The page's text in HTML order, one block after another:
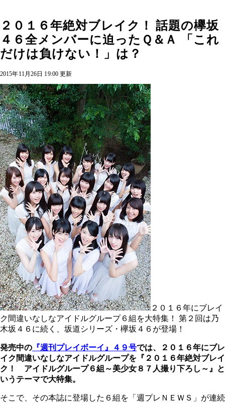
２０１６年絶対ブレイク！ 話題の欅坂
４６全メンバーに迫ったＱ＆Ａ 「これ
だけは負けない！」は？
2015年11月26日 19:00 更新
２０１６年にブレイ
ク間違いなしなアイドルグループ６組を大特集！ 第２回は乃
木坂４６に続く、坂道シリーズ・欅坂４６が登場！
発売中の 『週刊プレイボーイ』４９号では、２０１６年にブレ
イク間違いなしなアイドルグループを『２０１６年絶対ブレイ
ク！ アイドルグループ６組～美少女８７人撮り下ろし～』と
いうテーマで大特集。
そこで、その本誌に登場した６組を「週プレＮＥＷＳ」が連続